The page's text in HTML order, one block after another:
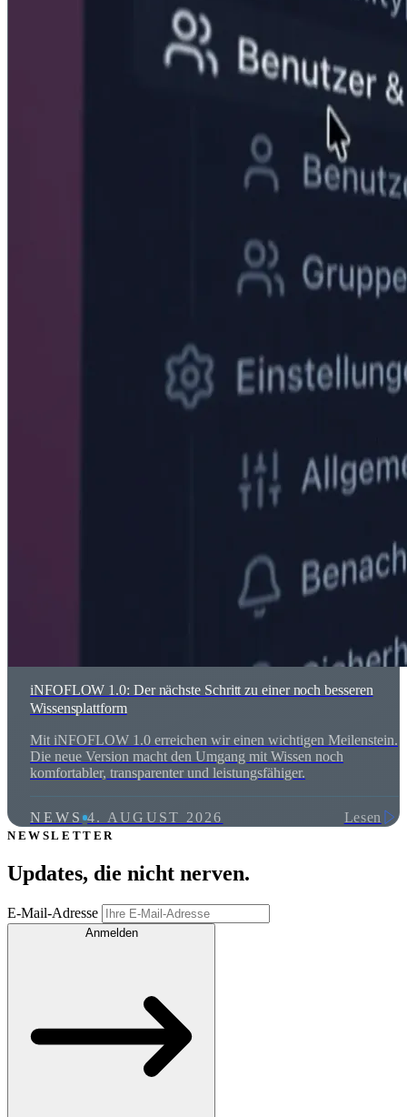
iNFOFLOW 1.0: Der nächste Schritt zu einer noch besseren
Wissensplattform
Mit iNFOFLOW 1.0 erreichen wir einen wichtigen Meilenstein.
Die neue Version macht den Umgang mit Wissen noch
komfortabler, transparenter und leistungsfähiger.
NEWS 4. AUGUST 2026 Lesen
NEWSLETTER
Updates, die nicht nerven.
E-Mail-Adresse
Anmelden